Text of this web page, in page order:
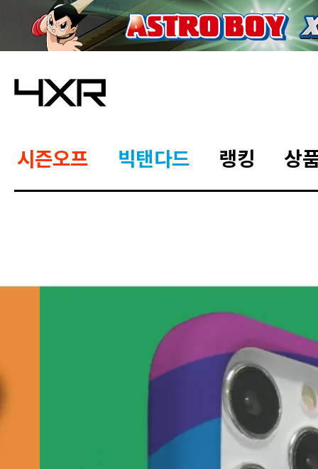
시즌오프 빅탠다드 랭킹 상